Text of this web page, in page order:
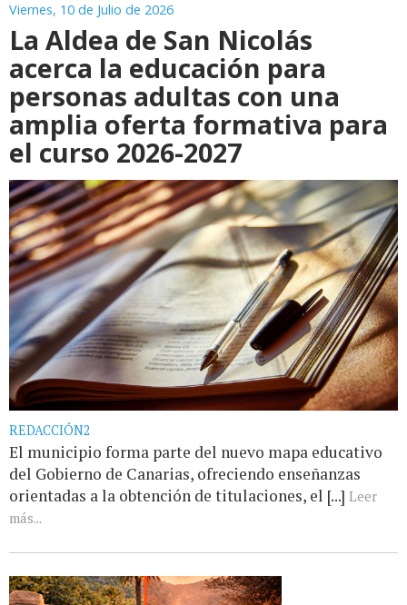
Viernes, 10 de Julio de 2026
La Aldea de San Nicolás
acerca la educación para
personas adultas con una
amplia oferta formativa para
el curso 2026-2027
REDACCIÓN2
El municipio forma parte del nuevo mapa educativo
del Gobierno de Canarias, ofreciendo enseñanzas
orientadas a la obtención de titulaciones, el [...] Leer
más...